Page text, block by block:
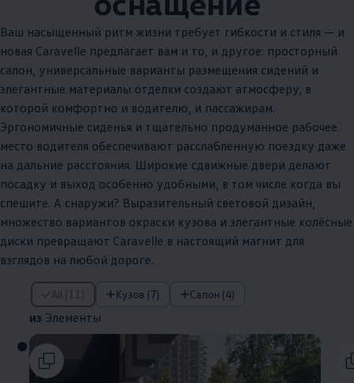
Ваш насыщенный ритм жизни требует гибкости и стиля — и
новая Caravelle предлагает вам и то, и другое: просторный
салон, универсальные варианты размещения сидений и
элегантные материалы отделки создают атмосферу, в
которой комфортно и водителю, и пассажирам.
Эргономичные сиденья и тщательно продуманное рабочее
место водителя обеспечивают расслабленную поездку даже
на дальние расстояния. Широкие сдвижные двери делают
посадку и выход особенно удобными, в том числе когда вы
спешите. А снаружи? Выразительный световой дизайн,
множество вариантов окраски кузова и элегантные колёсные
диски превращают Caravelle в настоящий магнит для
взглядов на любой дороге.
All (11) Кузов (7) Салон (4)
из Элементы
из Элементы